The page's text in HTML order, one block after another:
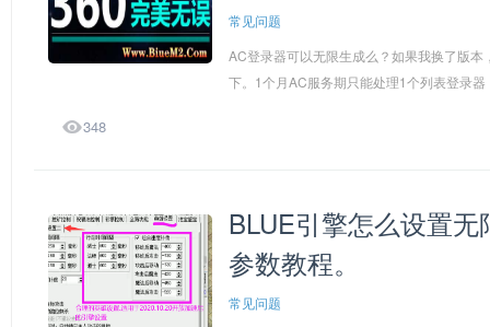
常见问题
AC登录器可以无限生成么？如果我换了版
下。1个月AC服务期只能处理1个列表登录
348
BLUE引擎怎么设置
参数教程。
常见问题